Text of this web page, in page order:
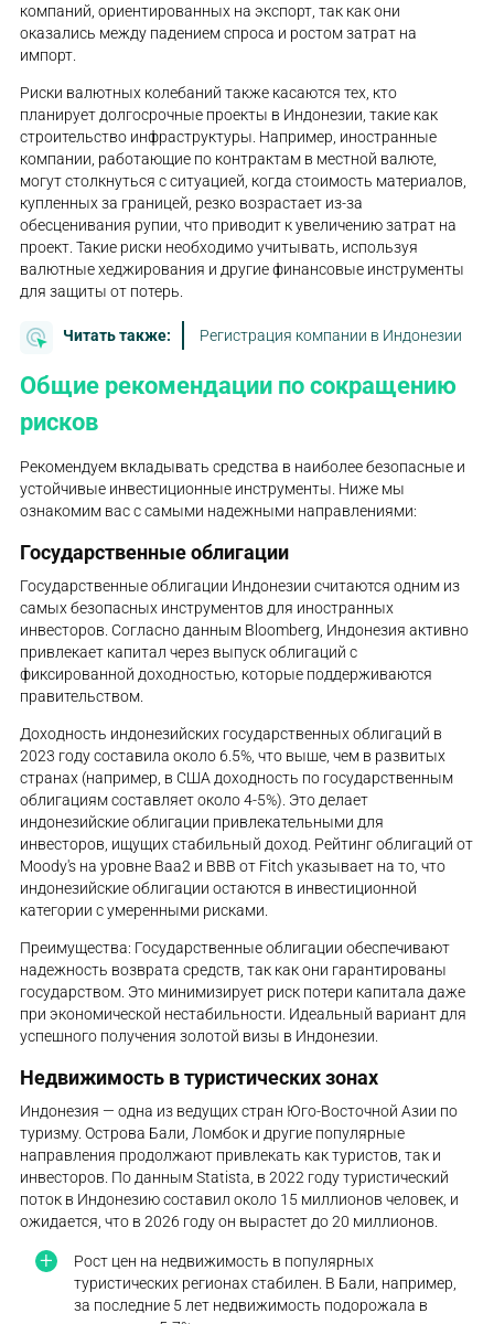
компаний, ориентированных на экспорт, так как они
оказались между падением спроса и ростом затрат на
импорт.
Риски валютных колебаний также касаются тех, кто
планирует долгосрочные проекты в Индонезии, такие как
строительство инфраструктуры. Например, иностранные
компании, работающие по контрактам в местной валюте,
могут столкнуться с ситуацией, когда стоимость материалов,
купленных за границей, резко возрастает из-за
обесценивания рупии, что приводит к увеличению затрат на
проект. Такие риски необходимо учитывать, используя
валютные хеджирования и другие финансовые инструменты
для защиты от потерь.
Читать также: Регистрация компании в Индонезии
Общие рекомендации по сокращению
рисков
Рекомендуем вкладывать средства в наиболее безопасные и
устойчивые инвестиционные инструменты. Ниже мы
ознакомим вас с самыми надежными направлениями:
Государственные облигации
Государственные облигации Индонезии считаются одним из
самых безопасных инструментов для иностранных
инвесторов. Согласно данным Bloomberg, Индонезия активно
привлекает капитал через выпуск облигаций с
фиксированной доходностью, которые поддерживаются
правительством.
Доходность индонезийских государственных облигаций в
2023 году составила около 6.5%, что выше, чем в развитых
странах (например, в США доходность по государственным
облигациям составляет около 4-5%). Это делает
индонезийские облигации привлекательными для
инвесторов, ищущих стабильный доход. Рейтинг облигаций от
Moody's на уровне Baa2 и BBB от Fitch указывает на то, что
индонезийские облигации остаются в инвестиционной
категории с умеренными рисками.
Преимущества: Государственные облигации обеспечивают
надежность возврата средств, так как они гарантированы
государством. Это минимизирует риск потери капитала даже
при экономической нестабильности. Идеальный вариант для
успешного получения золотой визы в Индонезии.
Недвижимость в туристических зонах
Индонезия — одна из ведущих стран Юго-Восточной Азии по
туризму. Острова Бали, Ломбок и другие популярные
направления продолжают привлекать как туристов, так и
инвесторов. По данным Statista, в 2022 году туристический
поток в Индонезию составил около 15 миллионов человек, и
ожидается, что в 2026 году он вырастет до 20 миллионов.
Рост цен на недвижимость в популярных
туристических регионах стабилен. В Бали, например,
за последние 5 лет недвижимость подорожала в